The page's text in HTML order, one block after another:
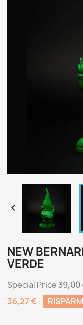

NEW
VERDE
Special Price39,00
36,27 €